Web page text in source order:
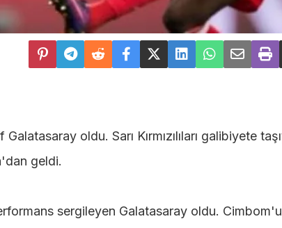
oldu. Sarı Kırmızılıları galibiyete
geldi.
sergileyen Galatasaray oldu.